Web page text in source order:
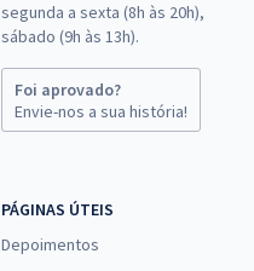
segunda a sexta (8h às 20h),
sábado (9h às 13h).
Foi aprovado?
Envie-nos a sua história!
PÁGINAS ÚTEIS
Depoimentos